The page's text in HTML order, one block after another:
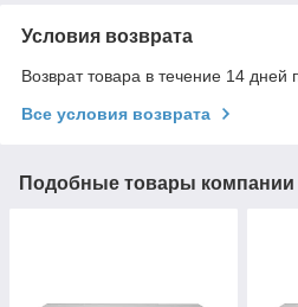
Условия возврата
Возврат товара в течение 14 дней
Все условия возврата
Подобные товары компании